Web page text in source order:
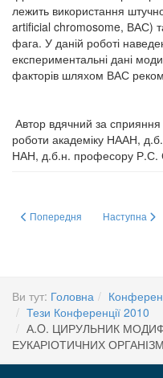
лежить використання
artificial chromosome, ВАС)
фага. У даній роботі
експериментальні дані
факторів шляхом ВАС
Автор вдячний за сприяння
роботи академіку НААН,
НАН, д.б.н. професору Р.С.
Попередня стаття: Г. І.
Попередня Наступна
Наступна
Ви тут: Головна
Тези Конференції 2010
А.O. ЦИРУЛЬНИК
ЕУКАРІОТИЧНИХ